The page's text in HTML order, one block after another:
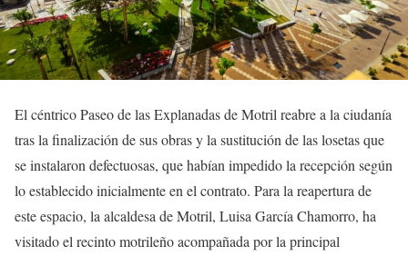
El céntrico Paseo de las Explanadas de Motril reabre a la ciudanía
tras la finalización de sus obras y la sustitución de las losetas que
se instalaron defectuosas, que habían impedido la recepción según
lo establecido inicialmente en el contrato. Para la reapertura de
este espacio, la alcaldesa de Motril, Luisa García Chamorro, ha
visitado el recinto motrileño acompañada por la principal